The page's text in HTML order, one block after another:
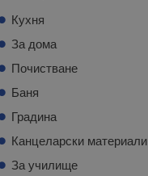
Кухня
За дома
Почистване
Баня
Градина
Канцеларски материали
За училище